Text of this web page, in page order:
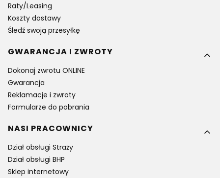
Raty/Leasing
Koszty dostawy
Śledź swoją przesyłkę
GWARANCJA I ZWROTY
Dokonaj zwrotu ONLINE
Gwarancja
Reklamacje i zwroty
Formularze do pobrania
NASI PRACOWNICY
Dział obsługi Straży
Dział obsługi BHP
Sklep internetowy